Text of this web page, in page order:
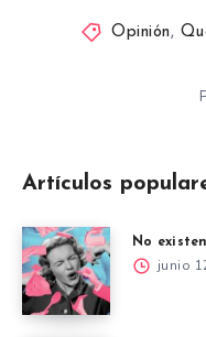
Opinión,
Artículos
No
junio